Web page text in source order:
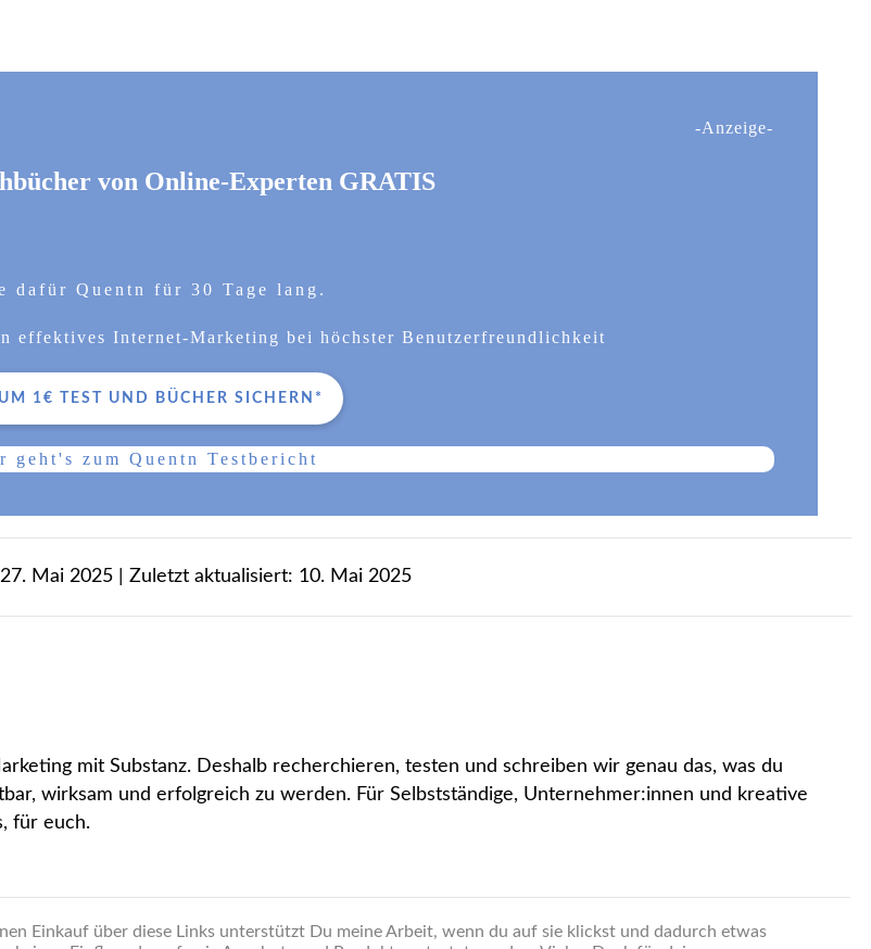
-Anzeige-
von Online-Experten GRATIS
dafür Quentn für 30 Tage lang.
effektives Internet-Marketing bei höchster Benutzerfreundlichkeit
1€ TEST UND BÜCHER SICHERN*
geht's zum Quentn Testbericht
27. Mai 2025 | Zuletzt aktualisiert: 10. Mai 2025
mit Substanz. Deshalb recherchieren, testen und schreiben wir genau das, was du
wirksam und erfolgreich zu werden. Für Selbstständige, Unternehmer:innen und kreative
für euch.
Einkauf über diese Links unterstützt Du meine Arbeit, wenn du auf sie klickst und dadurch etwas